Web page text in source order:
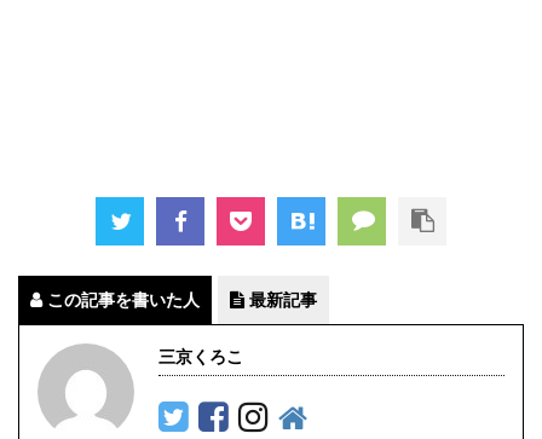
この記事を書いた人 最新記事
三京くろこ